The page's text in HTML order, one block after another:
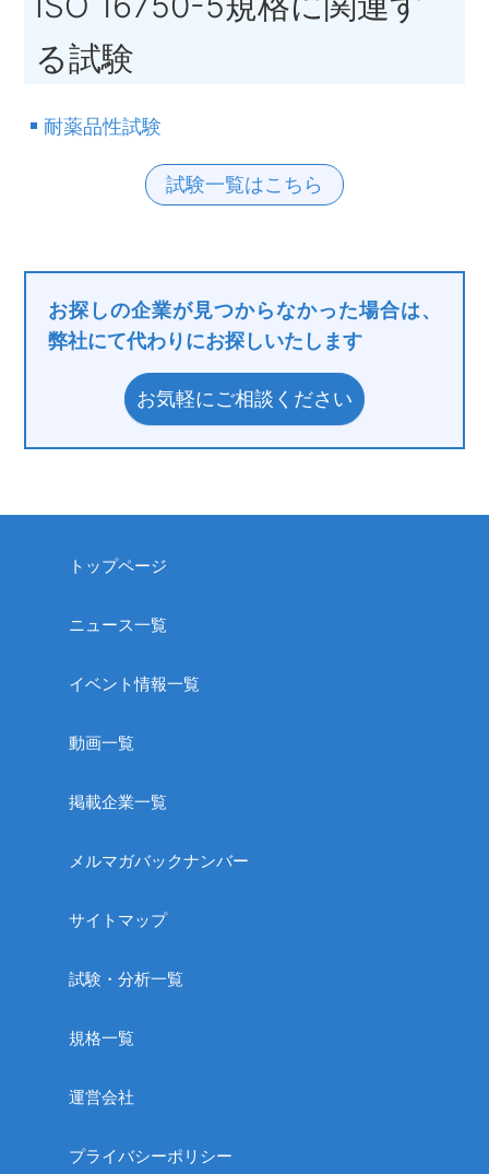
る試験
耐薬品性試験
試験一覧はこちら
お探しの企業が見つからなかった場合は、
弊社にて代わりにお探しいたします
お気軽にご相談ください
トップページ
ニュース一覧
イベント情報一覧
動画一覧
掲載企業一覧
メルマガバックナンバー
サイトマップ
試験・分析一覧
規格一覧
運営会社
プライバシーポリシー